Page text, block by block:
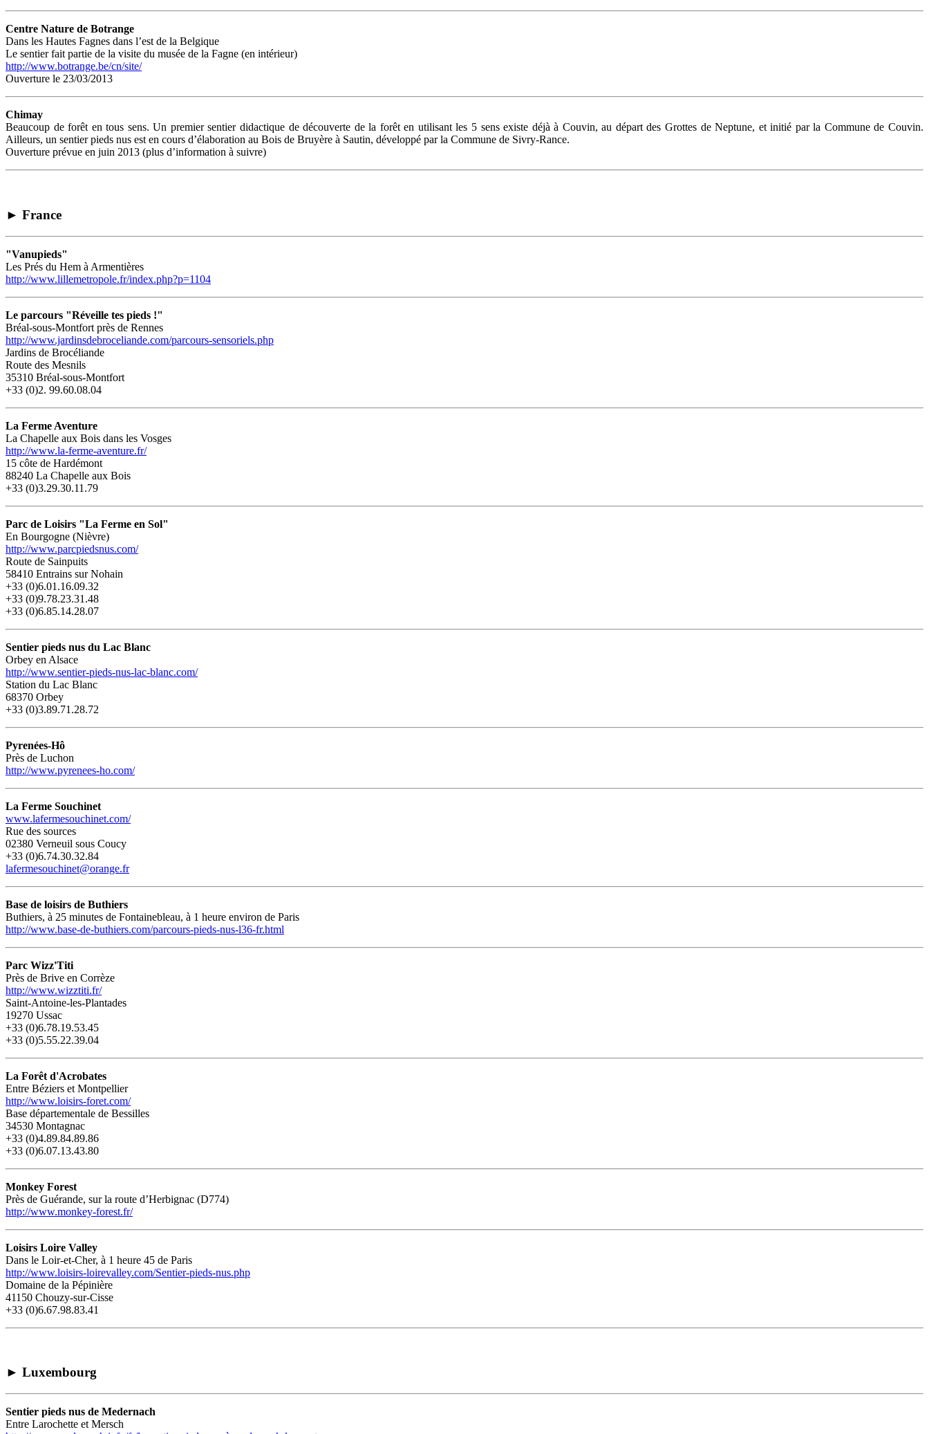
Centre Nature de Botrange
Dans les Hautes Fagnes dans l’est de la Belgique
Le sentier fait partie de la visite du musée de la Fagne (en intérieur)
http://www.botrange.be/cn/site/
Ouverture le 23/03/2013
Chimay
Beaucoup de forêt en tous sens. Un premier sentier didactique de découverte de la forêt en utilisant les 5 sens existe déjà à Couvin, au départ des Grottes de Neptune, et initié par la Commune de Couvin.
Ailleurs, un sentier pieds nus est en cours d’élaboration au Bois de Bruyère à Sautin, développé par la Commune de Sivry-Rance.
Ouverture prévue en juin 2013 (plus d’information à suivre)
► France
"Vanupieds"
Les Prés du Hem à Armentières
http://www.lillemetropole.fr/index.php?p=1104
Le parcours "Réveille tes pieds !"
Bréal-sous-Montfort près de Rennes
http://www.jardinsdebroceliande.com/parcours-sensoriels.php
Jardins de Brocéliande
Route des Mesnils
35310 Bréal-sous-Montfort
+33 (0)2. 99.60.08.04
La Ferme Aventure
La Chapelle aux Bois dans les Vosges
http://www.la-ferme-aventure.fr/
15 côte de Hardémont
88240 La Chapelle aux Bois
+33 (0)3.29.30.11.79
Parc de Loisirs "La Ferme en Sol"
En Bourgogne (Nièvre)
http://www.parcpiedsnus.com/
Route de Sainpuits
58410 Entrains sur Nohain
+33 (0)6.01.16.09.32
+33 (0)9.78.23.31.48
+33 (0)6.85.14.28.07
Sentier pieds nus du Lac Blanc
Orbey en Alsace
http://www.sentier-pieds-nus-lac-blanc.com/
Station du Lac Blanc
68370 Orbey
+33 (0)3.89.71.28.72
Pyrenées-Hô
Près de Luchon
http://www.pyrenees-ho.com/
La Ferme Souchinet
www.lafermesouchinet.com/
Rue des sources
02380 Verneuil sous Coucy
+33 (0)6.74.30.32.84
lafermesouchinet@orange.fr
Base de loisirs de Buthiers
Buthiers, à 25 minutes de Fontainebleau, à 1 heure environ de Paris
http://www.base-de-buthiers.com/parcours-pieds-nus-l36-fr.html
Parc Wizz'Titi
Près de Brive en Corrèze
http://www.wizztiti.fr/
Saint-Antoine-les-Plantades
19270 Ussac
+33 (0)6.78.19.53.45
+33 (0)5.55.22.39.04
La Forêt d'Acrobates
Entre Béziers et Montpellier
http://www.loisirs-foret.com/
Base départementale de Bessilles
34530 Montagnac
+33 (0)4.89.84.89.86
+33 (0)6.07.13.43.80
Monkey Forest
Près de Guérande, sur la route d’Herbignac (D774)
http://www.monkey-forest.fr/
Loisirs Loire Valley
Dans le Loir-et-Cher, à 1 heure 45 de Paris
http://www.loisirs-loirevalley.com/Sentier-pieds-nus.php
Domaine de la Pépinière
41150 Chouzy-sur-Cisse
+33 (0)6.67.98.83.41
► Luxembourg
Sentier pieds nus de Medernach
Entre Larochette et Mersch